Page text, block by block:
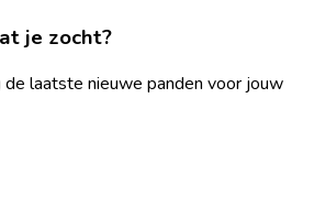
je zocht?
de laatste nieuwe panden voor jouw